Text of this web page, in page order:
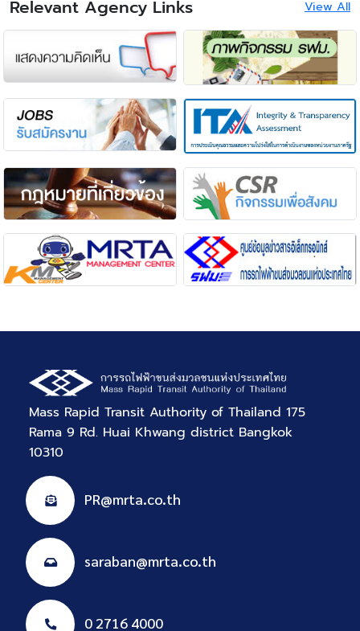
Relevant Agency Links View All
Mass Rapid Transit Authority of Thailand 175
Rama 9 Rd. Huai Khwang district Bangkok
10310
PR@mrta.co.th
saraban@mrta.co.th
0 2716 4000